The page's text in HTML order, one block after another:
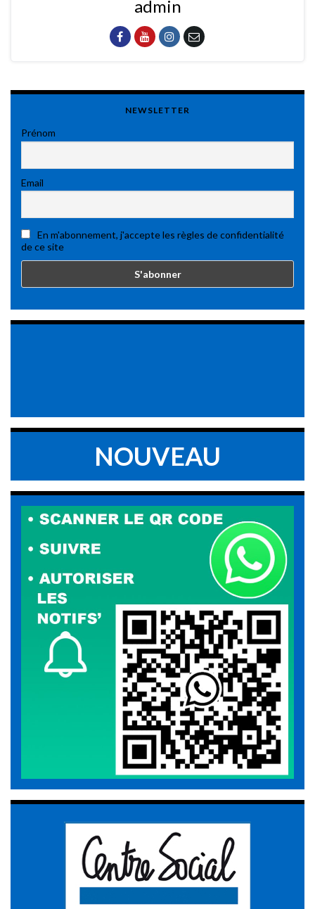
admin
NEWSLETTER
Prénom
Email
En m'abonnement, j'accepte les règles de confidentialité
de ce site
NOUVEAU